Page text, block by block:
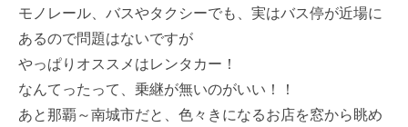
モノレール、バスやタクシーでも、実はバス停が近場に
あるので問題はないですが
やっぱりオススメはレンタカー！
なんてったって、乗継が無いのがいい！！
あと那覇～南城市だと、色々きになるお店を窓から眺め